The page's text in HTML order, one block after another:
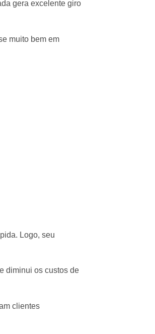
gera excelente giro
muito bem em
Logo, seu
diminui os custos de
clientes